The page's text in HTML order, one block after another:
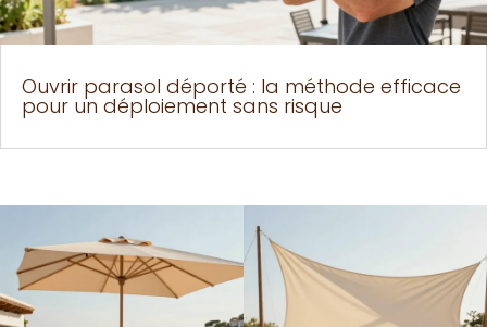
Ouvrir parasol déporté : la méthode efficace
pour un déploiement sans risque